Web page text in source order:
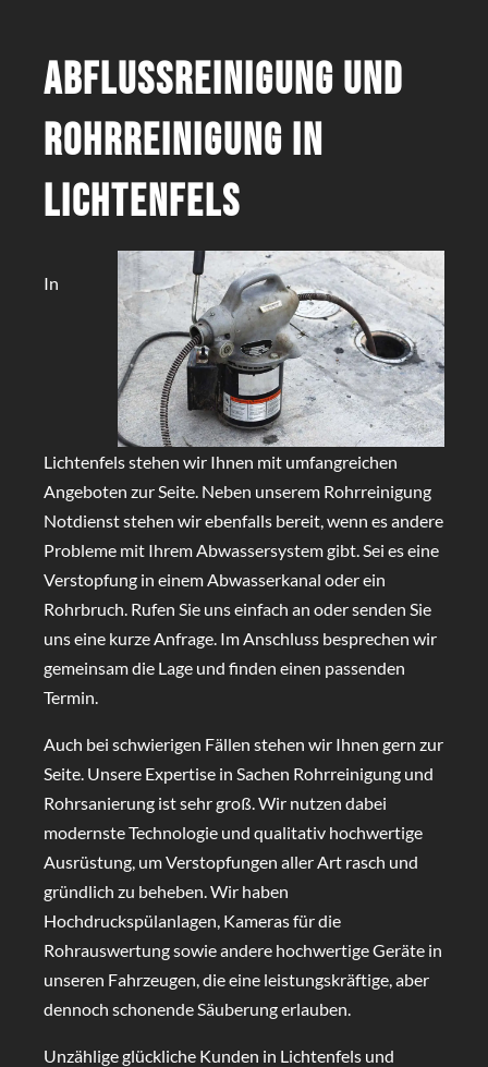
Abflussreinigung und
Rohrreinigung in
Lichtenfels
In
Lichtenfels stehen wir Ihnen mit umfangreichen
Angeboten zur Seite. Neben unserem Rohrreinigung
Notdienst stehen wir ebenfalls bereit, wenn es andere
Probleme mit Ihrem Abwassersystem gibt. Sei es eine
Verstopfung in einem Abwasserkanal oder ein
Rohrbruch. Rufen Sie uns einfach an oder senden Sie
uns eine kurze Anfrage. Im Anschluss besprechen wir
gemeinsam die Lage und finden einen passenden
Termin.
Auch bei schwierigen Fällen stehen wir Ihnen gern zur
Seite. Unsere Expertise in Sachen Rohrreinigung und
Rohrsanierung ist sehr groß. Wir nutzen dabei
modernste Technologie und qualitativ hochwertige
Ausrüstung, um Verstopfungen aller Art rasch und
gründlich zu beheben. Wir haben
Hochdruckspülanlagen, Kameras für die
Rohrauswertung sowie andere hochwertige Geräte in
unseren Fahrzeugen, die eine leistungskräftige, aber
dennoch schonende Säuberung erlauben.
Unzählige glückliche Kunden in Lichtenfels und